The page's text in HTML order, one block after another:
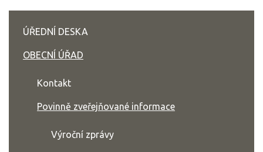
ÚŘEDNÍ DESKA
OBECNÍ ÚŘAD
Kontakt
Povinně zveřejňované informace
Výroční zprávy